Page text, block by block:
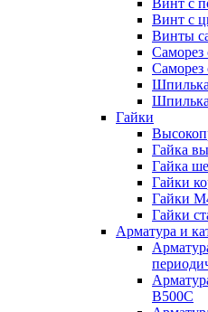
Винт с
Винт с
Винты
Саморез
Саморез
Шпилька
Шпилька
Гайки
Гайка
Гайка
Гайки
Гайки
Гайки
Арматура и
В500С